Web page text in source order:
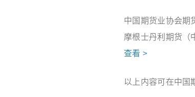
中国期货业协会期
摩根士丹利期货（
查看 >
以上内容可在中国